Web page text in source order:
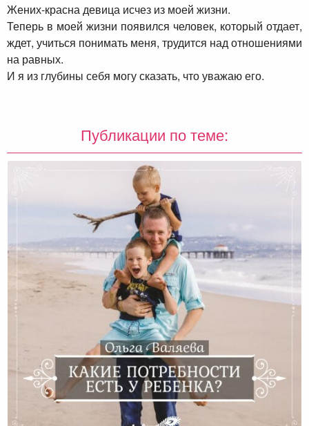
Жених-красна девица исчез из моей жизни.
Теперь в моей жизни появился человек, который отдает,
ждет, учиться понимать меня, трудится над отношениями
на равных.
И я из глубины себя могу сказать, что уважаю его.
Публикации по теме: